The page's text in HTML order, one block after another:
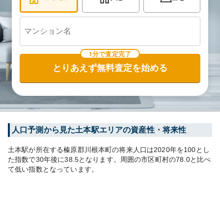
1分で査定完了
とりあえず無料査定を始める
人口予測から見た土本駅エリアの資産性・将来性
土本駅が所在する榛原郡川根本町の将来人口は2020年を100とし
た指数で30年後に38.5となります。 周囲の市区町村の78.0と比べ
て低い指数となっています。